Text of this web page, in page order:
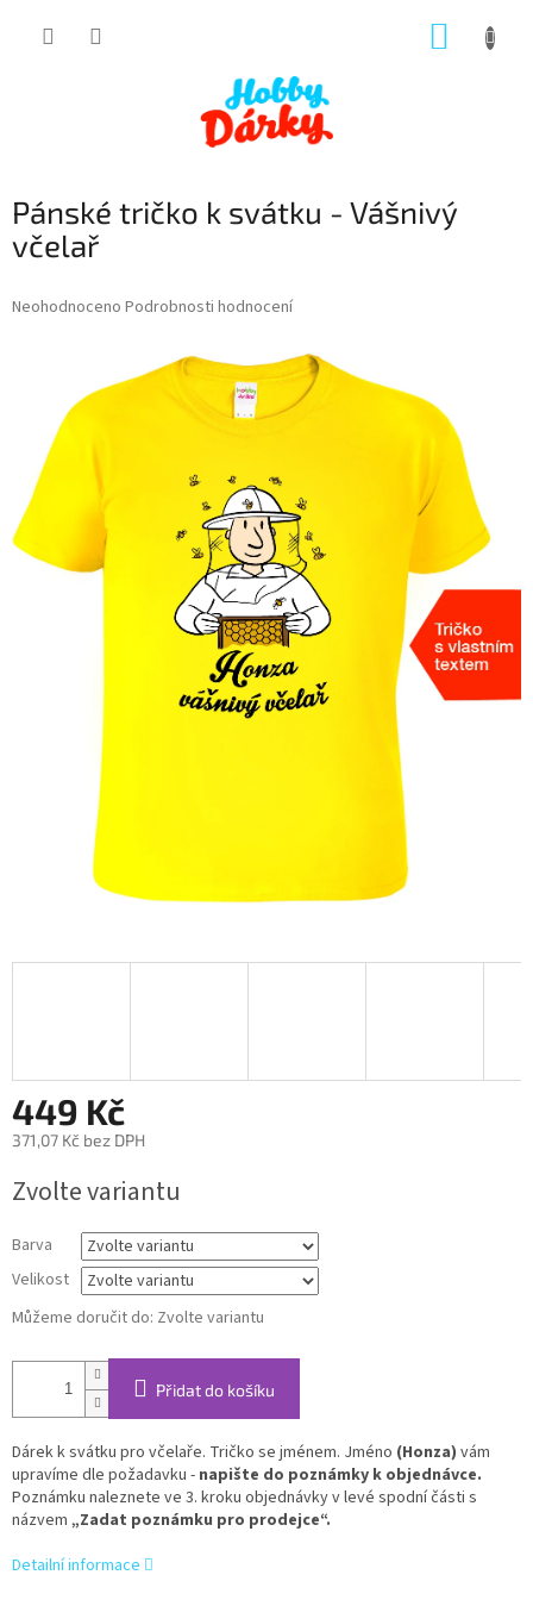
Pánské tričko k svátku - Vášnivý
včelař
Průměrné
hvězdiček.
Neohodnoceno Podrobnosti hodnocení
449 Kč
371,07 Kč bez DPH
cena:
Zvolte variantu
Barva
Velikost
Můžeme doručit do: Zvolte variantu
Přidat do košíku
Dárek k svátku pro včelaře. Tričko se jménem. Jméno (Honza) vám
upravíme dle požadavku - napište do poznámky k objednávce.
Poznámku naleznete ve 3. kroku objednávky v levé spodní části s
názvem „Zadat poznámku pro prodejce“.
Detailní informace